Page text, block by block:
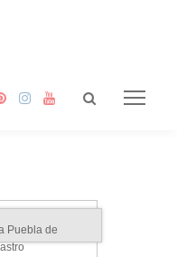
Puebla de